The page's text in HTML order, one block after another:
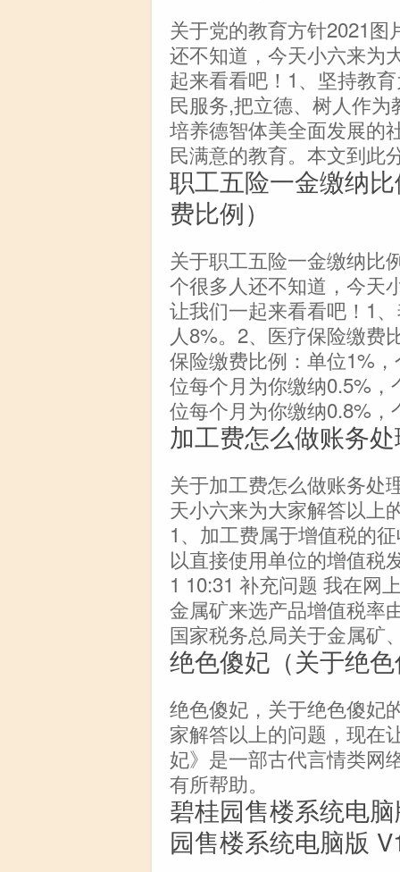
关于党的教育方针2021
还不知道，今天小六来为
起来看看吧！1、坚持教
民服务,把立德、树人作
培养德智体美全面发展的
民满意的教育。本文到此
职工五险一金缴纳
费比例）
关于职工五险一金缴纳比
个很多人还不知道，今天
让我们一起来看看吧！1
人8%。2、医疗保险缴费
保险缴费比例：单位1%
位每个月为你缴纳0.5%
位每个月为你缴纳0.8%
加工费怎么做账务
关于加工费怎么做账务处
天小六来为大家解答以上
1、加工费属于增值税的
以直接使用单位的增值税
1 10:31 补充问题 我在网
金属矿来选产品增值税率
国家税务总局关于金属矿
绝色傻妃（关于绝
绝色傻妃，关于绝色傻妃
家解答以上的问题，现在
妃》是一部古代言情类网
有所帮助。
碧桂园售楼系统电
园售楼系统电脑版